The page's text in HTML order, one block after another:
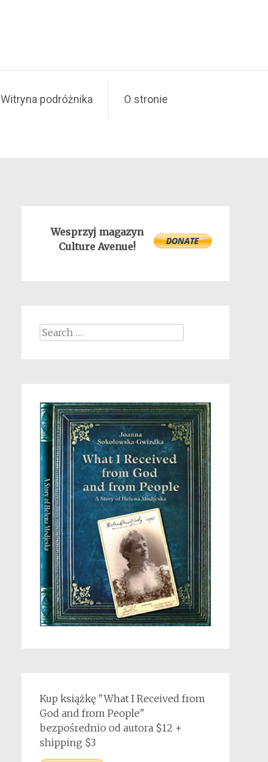
Witryna podróżnika O stronie
Wesprzyj magazyn
Culture Avenue!
Search
Kup książkę "What I Received from
God and from People"
bezpośrednio od autora $12 +
shipping $3